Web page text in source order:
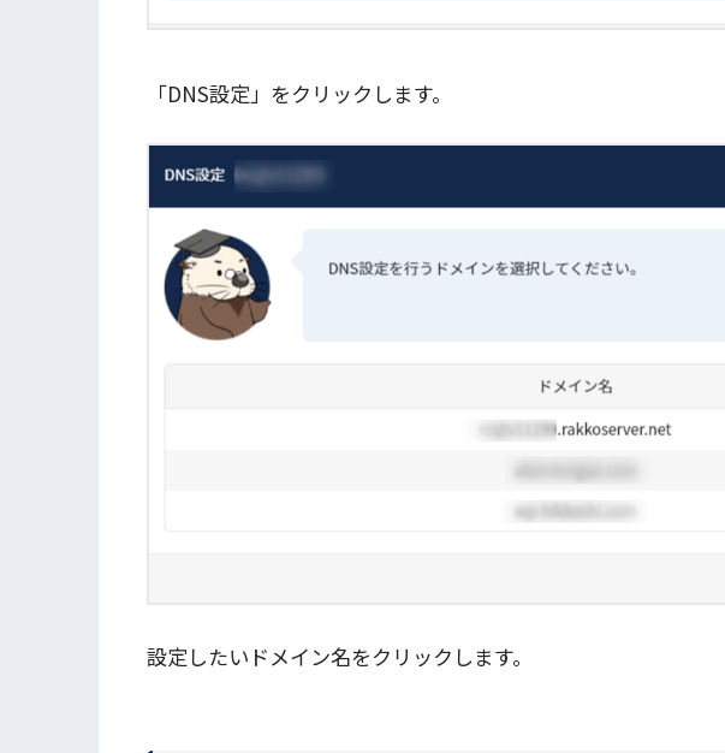
「DNS設定」をクリックします。
設定したいドメイン名をクリックします。